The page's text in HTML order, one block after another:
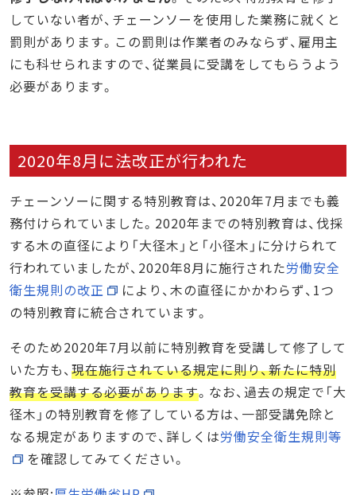
していない者が、チェーンソーを使用した業務に就くと
罰則があります。この罰則は作業者のみならず、雇用主
にも科せられますので、従業員に受講をしてもらうよう
必要があります。
2020年8月に法改正が行われた
チェーンソーに関する特別教育は、2020年7月までも義
務付けられていました。2020年までの特別教育は、伐採
する木の直径により「大径木」と「小径木」に分けられて
行われていましたが、2020年8月に施行された労働安全
衛生規則の改正
により、木の直径にかかわらず、1つ
の特別教育に統合されています。
そのため2020年7月以前に特別教育を受講して修了して
いた方も、現在施行されている規定に則り、新たに特別
教育を受講する必要があります。なお、過去の規定で「大
径木」の特別教育を修了している方は、一部受講免除と
なる規定がありますので、詳しくは労働安全衛生規則等
を確認してみてください。